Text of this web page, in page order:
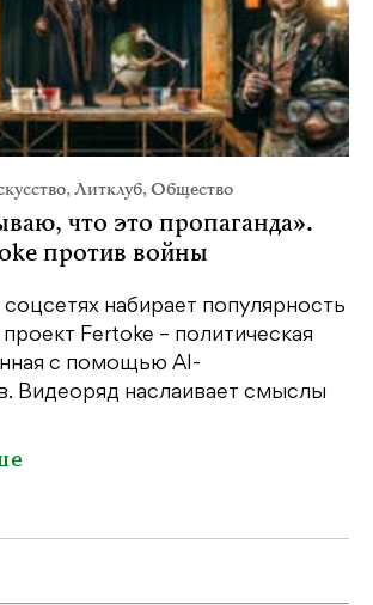
,Литклуб,Общество
что это пропаганда».
против войны
набирает популярность
Fertoke – политическая
с помощью AI-
Видеоряд наслаивает смыслы